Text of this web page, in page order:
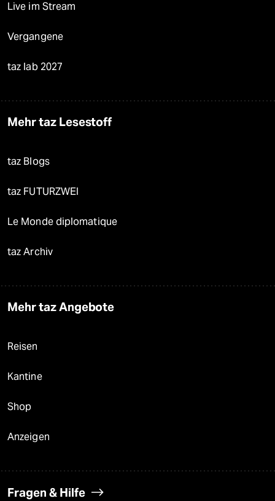
Live im Stream
Vergangene
taz lab 2027
Mehr taz Lesestoff
taz Blogs
taz FUTURZWEI
Le Monde diplomatique
taz Archiv
Mehr taz Angebote
Reisen
Kantine
Shop
Anzeigen
Fragen & Hilfe